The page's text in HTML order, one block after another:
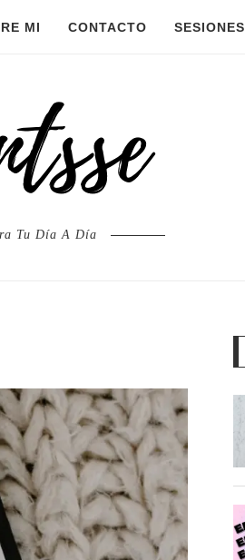
MI CONTACTO SESIONES
Tu Día A Día